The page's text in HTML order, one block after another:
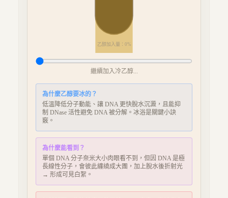
乙醇加入量： 0%
繼續加入冷乙醇...
為什麼乙醇要冰的？
低溫降低分子動能、讓 DNA 更快脫水沉澱，且能抑
制 DNase 活性避免 DNA 被分解。冰浴是關鍵小訣
竅。
為什麼能看到？
單個 DNA 分子奈米大小肉眼看不到，但因 DNA 是極
長線性分子，會彼此纏繞成大團，加上脫水後折射光
→ 形成可見白絮。